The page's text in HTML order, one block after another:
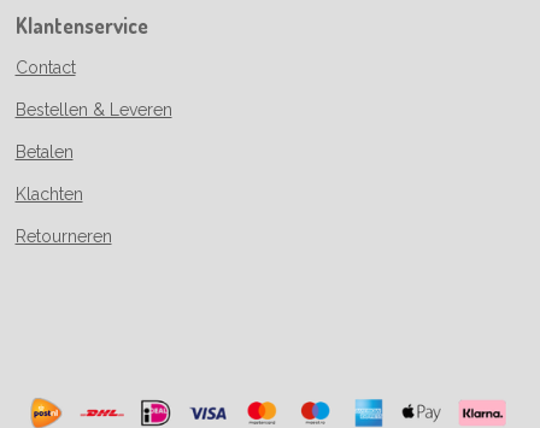
Klantenservice
Contact
Bestellen & Leveren
Betalen
Klachten
Retourneren